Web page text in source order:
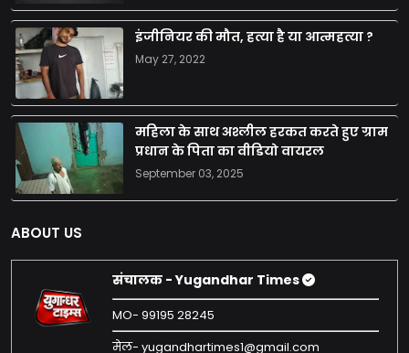
इंजीनियर की मौत, हत्या है या आत्महत्या ?
May 27, 2022
महिला के साथ अश्लील हरकत करते हुए ग्राम
प्रधान के पिता का वीडियो वायरल
September 03, 2025
ABOUT US
संचालक - Yugandhar Times
MO- 99195 28245
मेल- yugandhartimes1@gmail.com